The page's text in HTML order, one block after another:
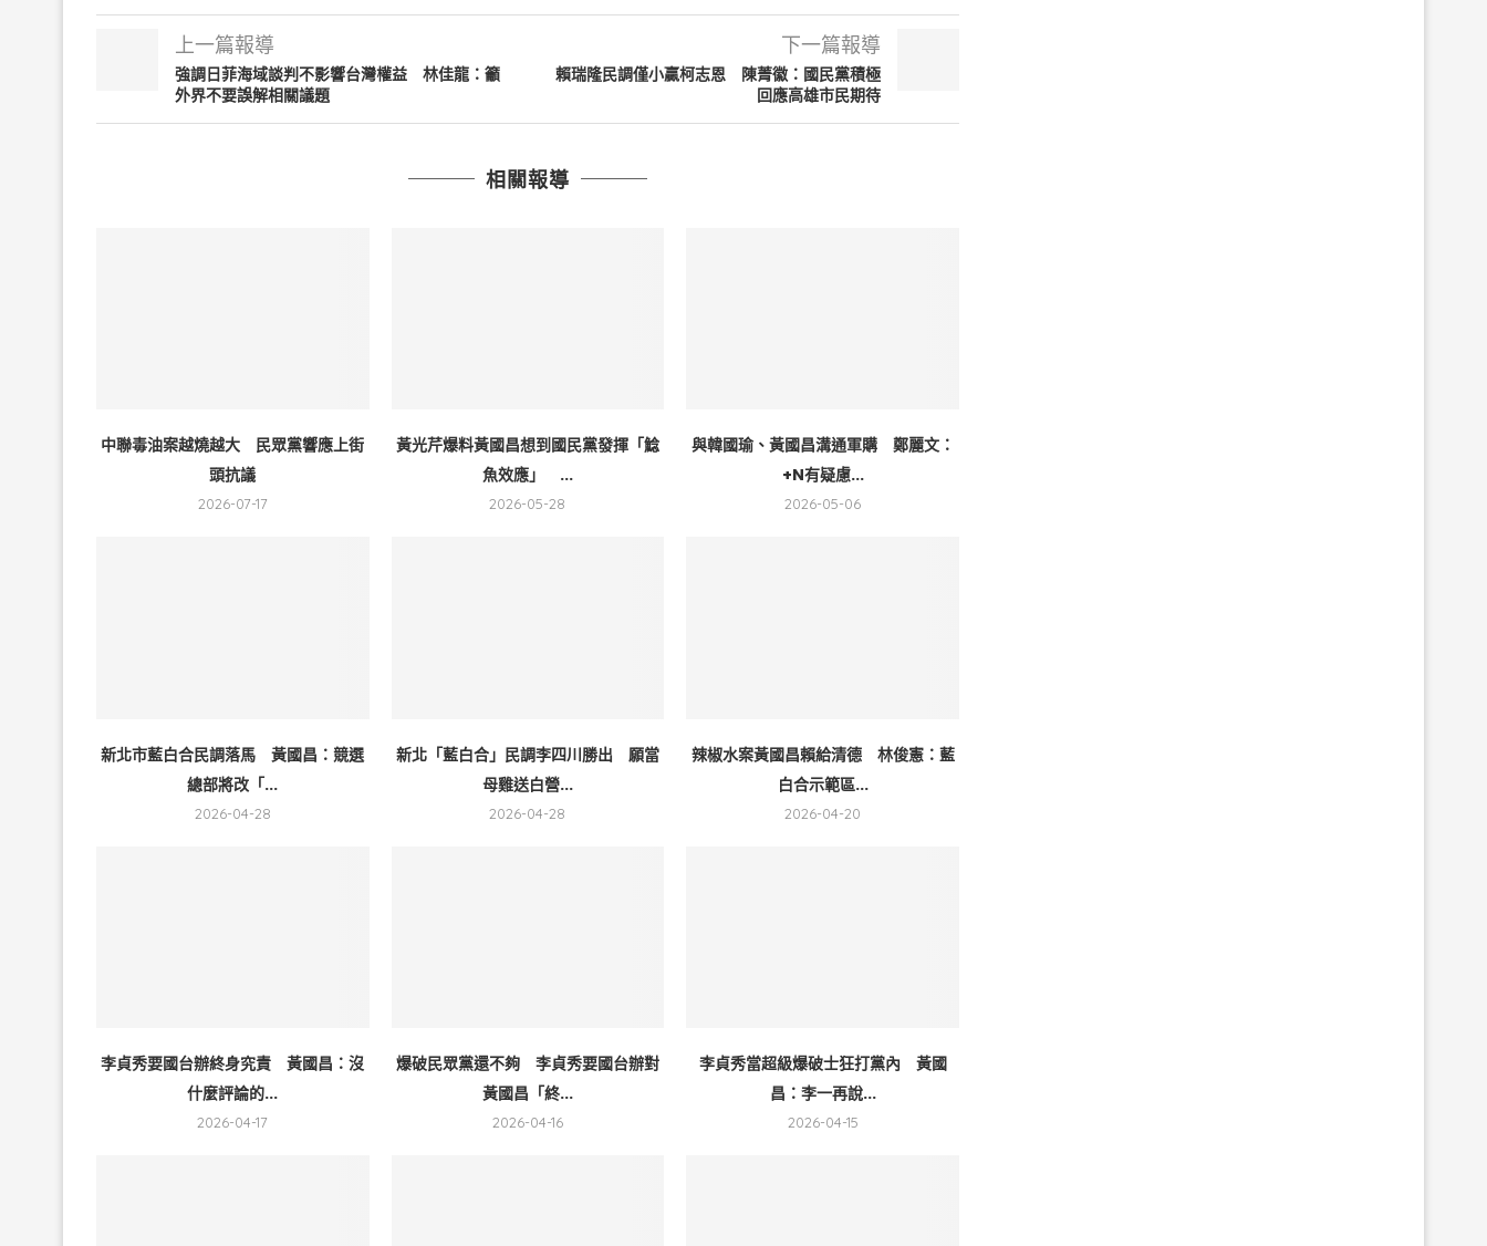
上一篇報導
強調日菲海域談判不影響台灣權益 林佳龍：籲
外界不要誤解相關議題
下一篇報導
賴瑞隆民調僅小贏柯志恩 陳菁徽：國民黨積極
回應高雄市民期待
相關報導
中聯毒油案越燒越大 民眾黨響應上街
頭抗議
2026-07-17
黃光芹爆料黃國昌想到國民黨發揮「鯰
魚效應」 ...
2026-05-28
與韓國瑜、黃國昌溝通軍購 鄭麗文：
+N有疑慮...
2026-05-06
新北市藍白合民調落馬 黃國昌：競選
總部將改「...
2026-04-28
新北「藍白合」民調李四川勝出 願當
母雞送白營...
2026-04-28
辣椒水案黃國昌賴給清德 林俊憲：藍
白合示範區...
2026-04-20
李貞秀要國台辦終身究責 黃國昌：沒
什麼評論的...
2026-04-17
爆破民眾黨還不夠 李貞秀要國台辦對
黃國昌「終...
2026-04-16
李貞秀當超級爆破士狂打黨內 黃國
昌：李一再說...
2026-04-15